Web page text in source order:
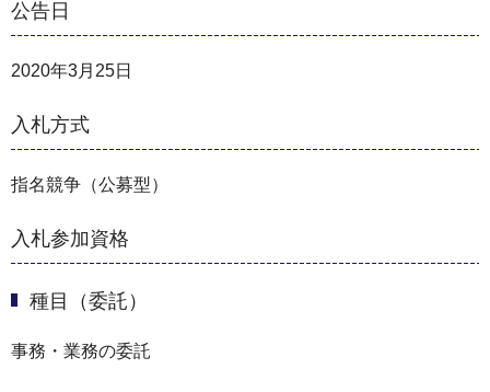
公告日
2020年3月25日
入札方式
指名競争（公募型）
入札参加資格
種目（委託）
事務・業務の委託